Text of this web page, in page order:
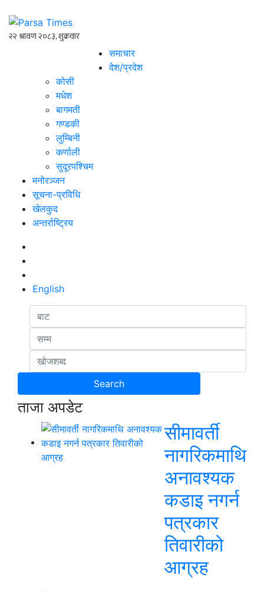
समाचार
देश/प्रदेश
कोसी
मधेश
बागमती
गण्डकी
लुम्बिनी
कर्णाली
सुदूरपश्चिम
मनोरञ्जन
सूचना-प्रविधि
खेलकुद
अन्तर्राष्ट्रिय
English
ताजा अपडेट
सीमावर्ती
नागरिकमाथि
अनावश्यक
कडाइ नगर्न
पत्रकार
तिवारीको
आग्रह